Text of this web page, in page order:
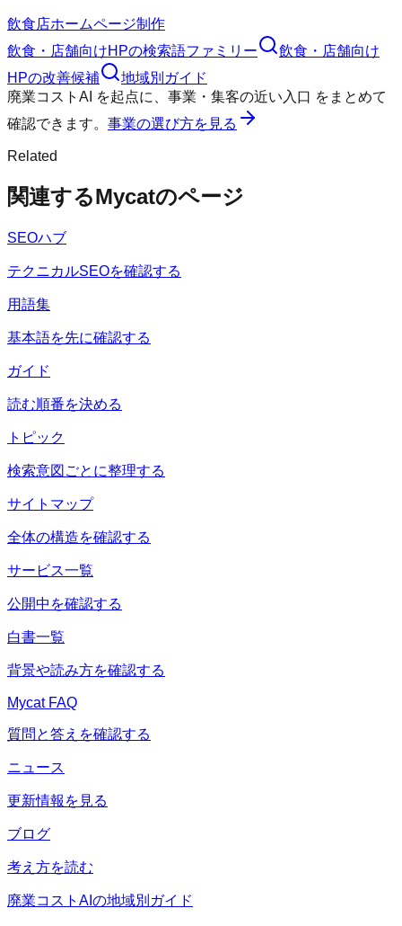
飲食店ホームページ制作
飲食・店舗向けHPの検索語ファミリー
飲食・店舗向け
HPの改善候補
地域別ガイド
廃業コストAI
を起点に、 事業・集客の近い入口 をまとめて
確認できます。 事業の選び方を見る
Related
関連するMycatのページ
SEOハブ
テクニカルSEOを確認する
用語集
基本語を先に確認する
ガイド
読む順番を決める
トピック
検索意図ごとに整理する
サイトマップ
全体の構造を確認する
サービス一覧
公開中を確認する
白書一覧
背景や読み方を確認する
Mycat FAQ
質問と答えを確認する
ニュース
更新情報を見る
ブログ
考え方を読む
廃業コストAIの地域別ガイド